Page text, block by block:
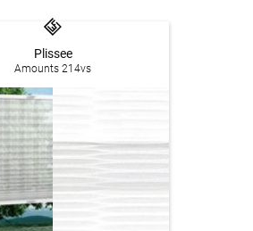
Plissee
Amounts 214vs